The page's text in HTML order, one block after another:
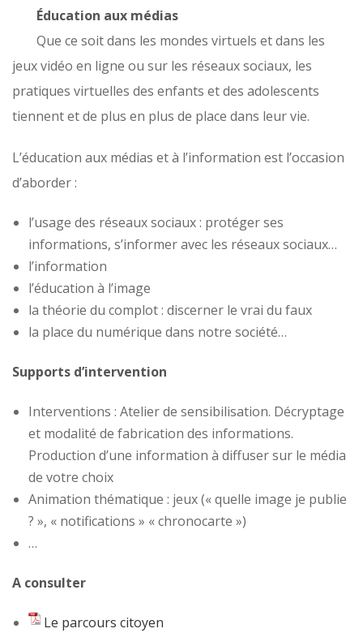
Éducation aux médias
Que ce soit dans les mondes virtuels et dans les
jeux vidéo en ligne ou sur les réseaux sociaux, les
pratiques virtuelles des enfants et des adolescents
tiennent et de plus en plus de place dans leur vie.
L’éducation aux médias et à l’information est l’occasion
d’aborder :
l’usage des réseaux sociaux : protéger ses
informations, s’informer avec les réseaux sociaux…
l’information
l’éducation à l’image
la théorie du complot : discerner le vrai du faux
la place du numérique dans notre société…
Supports d’intervention
Interventions : Atelier de sensibilisation. Décryptage
et modalité de fabrication des informations.
Production d’une information à diffuser sur le média
de votre choix
Animation thématique : jeux (« quelle image je publie
? », « notifications » « chronocarte »)
…
A consulter
Le parcours citoyen